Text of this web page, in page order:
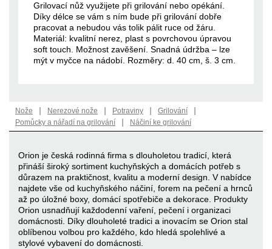
Grilovací nůž využijete při grilování nebo opékání.
Díky délce se vám s ním bude při grilování dobře
pracovat a nebudou vás tolik pálit ruce od žáru.
Materiál: kvalitní nerez, plast s povrchovou úpravou
soft touch. Možnost zavěšení. Snadná údržba – lze
mýt v myčce na nádobí. Rozměry: d. 40 cm, š. 3 cm.
Nože | Nerezové nože | Potraviny | Grilování |
Pomůcky a nářadí na grilování | Náčiní ke grilování
Orion je česká rodinná firma s dlouholetou tradicí, která
přináší široký sortiment kuchyňských a domácích potřeb s
důrazem na praktičnost, kvalitu a moderní design. V nabídce
najdete vše od kuchyňského náčiní, forem na pečení a hrnců
až po úložné boxy, domácí spotřebiče a dekorace. Produkty
Orion usnadňují každodenní vaření, pečení i organizaci
domácnosti. Díky dlouholeté tradici a inovacím se Orion stal
oblíbenou volbou pro každého, kdo hledá spolehlivé a
stylové vybavení do domácnosti.